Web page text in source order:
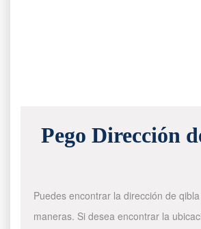
Pego Dirección
Puedes encontrar la dirección de
maneras. Si desea encontrar la